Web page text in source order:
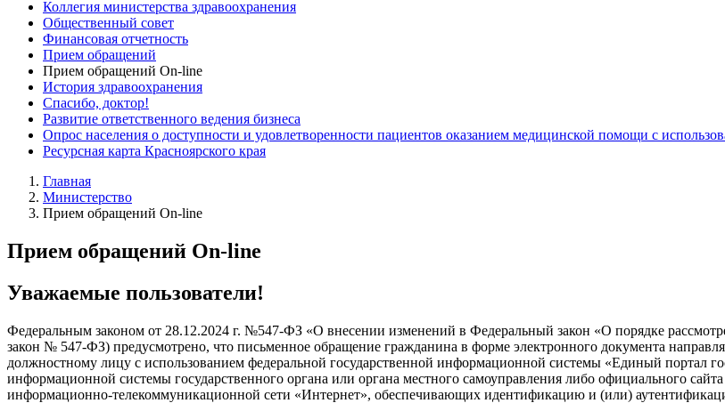
Коллегия министерства здравоохранения
Общественный совет
Финансовая отчетность
Прием обращений
Прием обращений On-line
История здравоохранения
Спасибо, доктор!
Развитие ответственного ведения бизнеса
Опрос населения о доступности и удовлетворенности пациентов оказанием медицинской помощи с
Ресурсная карта Красноярского края
Главная
Министерство
Прием обращений On-line
Прием обращений On-line
Уважаемые пользователи!
Федеральным законом от 28.12.2024 г. №547-ФЗ «О внесении изменений в Федеральный закон «О порядке
закон № 547-ФЗ) предусмотрено, что письменное обращение гражданина в форме электронного документа
должностному лицу с использованием федеральной государственной информационной системы «Единый портал
информационной системы государственного органа или органа местного самоуправления либо официального
информационно-телекоммуникационной сети «Интернет», обеспечивающих идентификацию и (или)